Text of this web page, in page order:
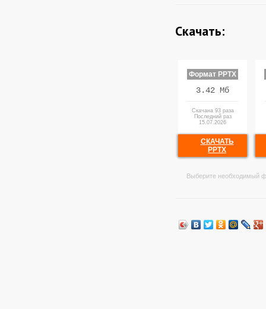
Скачать:
Формат PPTX
3.42 Мб
Скачана 93 раза
Последний раз
15.07.2026
СКАЧАТЬ
PPTX
Выберите необходимый